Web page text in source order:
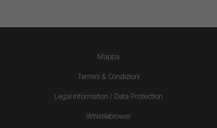
Mappa
Termini & Condizioni
Legal Information / Data Protection
Whistleblower